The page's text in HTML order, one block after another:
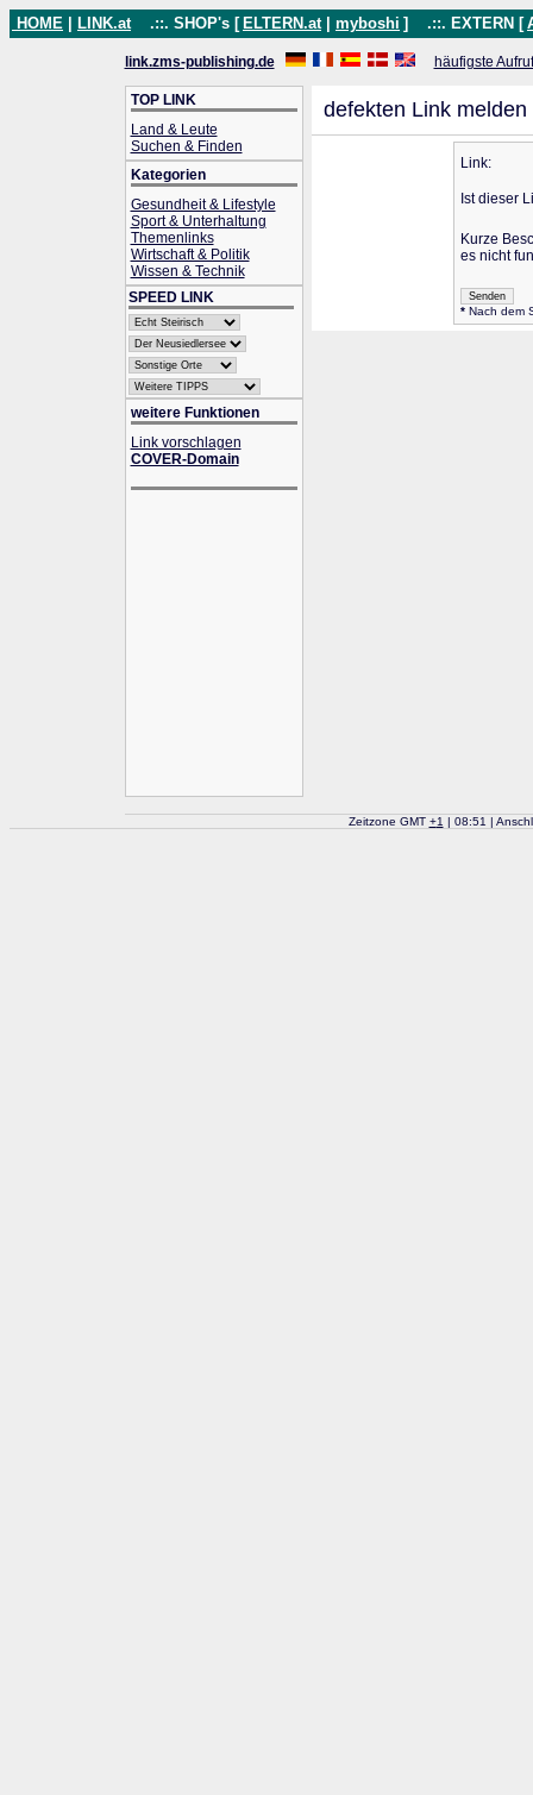
HOME LINK.at .::. SHOP's [ ELTERN.at myboshi ] .::. EXTERN [
link.zms-publishing.de häufigste
TOP LINK
Land & Leute
Suchen & Finden
Kategorien
Gesundheit & Lifestyle
Sport & Unterhaltung
Themenlinks
Wirtschaft & Politik
Wissen & Technik
SPEED LINK
weitere Funktionen
Link vorschlagen
COVER-Domain
defekten Link melden
Link:
Ist dieser
Kurze
es nicht
*Nach dem
Zeitzone GMT +1 | 08:51 |